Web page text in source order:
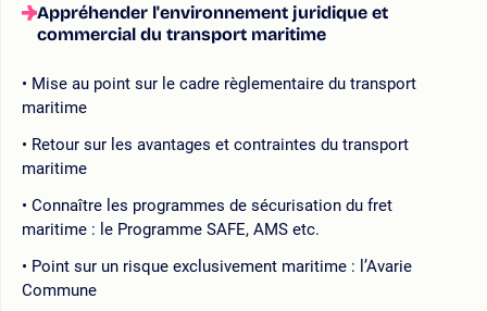
Appréhender l'environnement juridique et
commercial du transport maritime
Mise au point sur le cadre règlementaire du transport
maritime
Retour sur les avantages et contraintes du transport
maritime
Connaître les programmes de sécurisation du fret
maritime : le Programme SAFE, AMS etc.
Point sur un risque exclusivement maritime : l’Avarie
Commune